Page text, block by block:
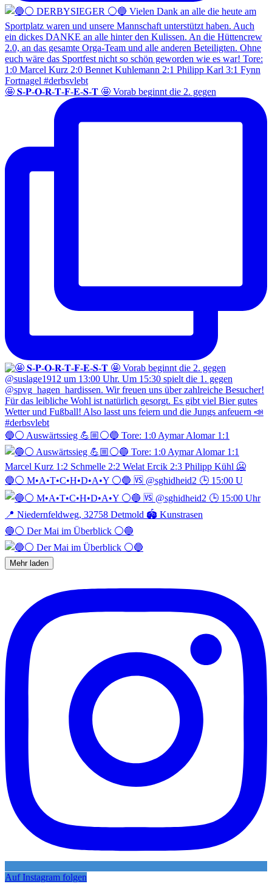
🤩 𝐒-𝐏-𝐎-𝐑-𝐓-𝐅-𝐄-𝐒-𝐓 🤩 Vorab beginnt die 2. gegen
🔵⚪️ Auswärtssieg 💪🏼⚪️🔵 Tore: 1:0 Aymar Alomar 1:1
🔵⚪️ M•A•T•C•H•D•A•Y ⚪️🔵 🆚 @sghidheid2 🕒 15:00 U
🔵⚪️ Der Mai im Überblick ⚪️🔵
Mehr laden
Auf Instagram folgen